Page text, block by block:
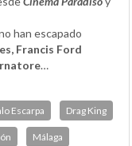
han escapado
Francis Ford
…
Escarpa Drag King
Málaga